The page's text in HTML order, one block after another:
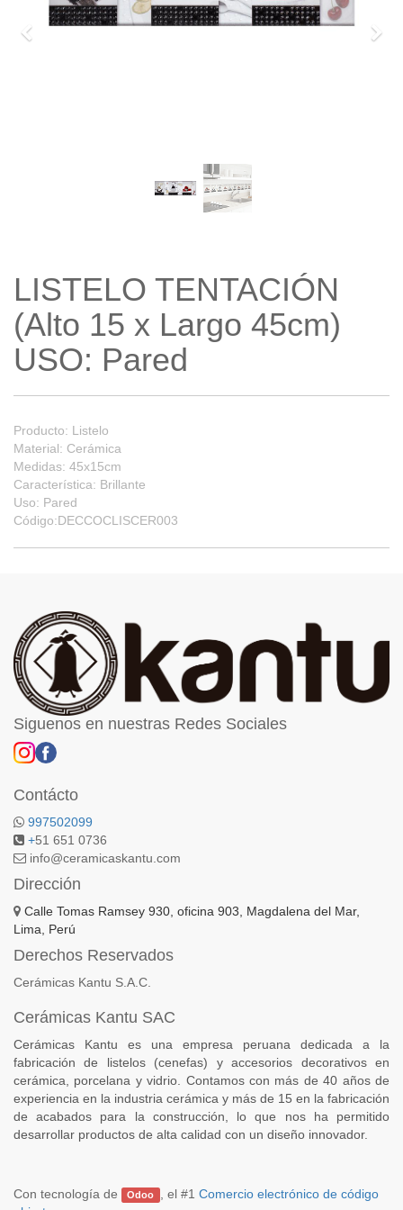
LISTELO TENTACIÓN
(Alto 15 x Largo 45cm)
USO: Pared
Producto: Listelo
Material: Cerámica
Medidas: 45x15cm
Característica: Brillante
Uso: Pared
Código:DECCOCLISCER003
Siguenos en nuestras Redes Sociales
Contácto
997502099
+51 651 0736
info@ceramicaskantu.com
Dirección
Calle Tomas Ramsey 930, oficina 903, Magdalena del Mar,
Lima, Perú
Derechos Reservados
Cerámicas Kantu S.A.C.
Cerámicas Kantu SAC
Cerámicas Kantu es una empresa peruana dedicada a la
fabricación de listelos (cenefas) y accesorios decorativos en
cerámica, porcelana y vidrio. Contamos con más de 40 años de
experiencia en la industria cerámica y más de 15 en la fabricación
de acabados para la construcción, lo que nos ha permitido
desarrollar productos de alta calidad con un diseño innovador.
Con tecnología de Odoo , el #1 Comercio electrónico de código